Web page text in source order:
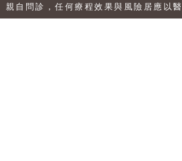
親自問診，任何療程效果與風險居應以